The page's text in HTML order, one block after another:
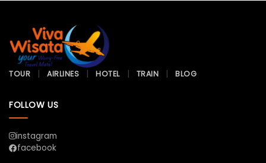
TOUR AIRLINES HOTEL TRAIN BLOG
FOLLOW US
instagram
facebook